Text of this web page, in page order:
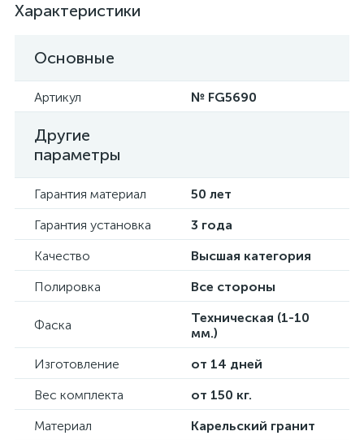
Характеристики
Основные
Артикул № FG5690
Другие
параметры
Гарантия материал
50 лет
Гарантия установка
3 года
Качество
Высшая категория
Полировка
Все стороны
Фаска
Техническая (1-10
мм.)
Изготовление
от 14 дней
Вес комплекта
от 150 кг.
Материал
Карельский гранит